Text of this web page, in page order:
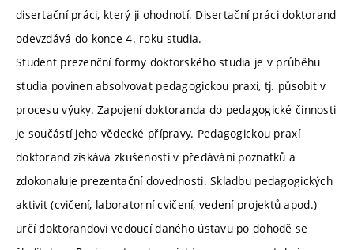
disertační práci, který ji ohodnotí. Disertační práci doktorand
odevzdává do konce 4. roku studia.
Student prezenční formy doktorského studia je v průběhu
studia povinen absolvovat pedagogickou praxi, tj. působit v
procesu výuky. Zapojení doktoranda do pedagogické činnosti
je součástí jeho vědecké přípravy. Pedagogickou praxí
doktorand získává zkušenosti v předávání poznatků a
zdokonaluje prezentační dovednosti. Skladbu pedagogických
aktivit (cvičení, laboratorní cvičení, vedení projektů apod.)
určí doktorandovi vedoucí daného ústavu po dohodě se